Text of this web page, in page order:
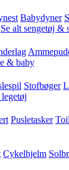
Babydyner
Se alt sengetøj &
& baby
Stofbøger
legetøj
Pusletasker
Cykelhjelm